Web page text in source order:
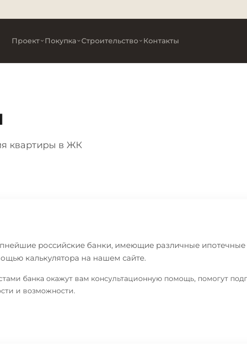
Проект Покупка Строительство Контакты
квартиры в ЖК
российские банки, имеющие различные ипотечные
калькулятора на нашем сайте.
банка окажут вам консультационную помощь, помогут
и возможности.